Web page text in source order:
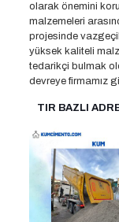
olarak önemini
malzemeleri
projesinde
yüksek kaliteli
tedarikçi bulmak
devreye firmamız
TIR BAZLI